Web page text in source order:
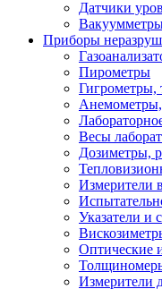
Датчики
Приборы
Пирометры
Гигрометры,
Весы
Дозиметры,
Измерители
Указатели и
Оптические
Измерители